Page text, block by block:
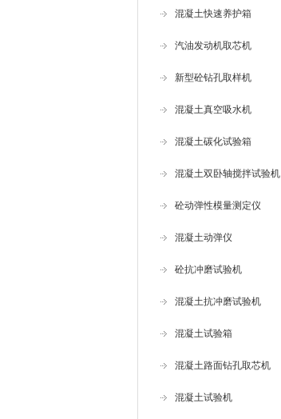
混凝土快速养护箱
汽油发动机取芯机
新型砼钻孔取样机
混凝土真空吸水机
混凝土碳化试验箱
混凝土双卧轴搅拌试验机
砼动弹性模量测定仪
混凝土动弹仪
砼抗冲磨试验机
混凝土抗冲磨试验机
混凝土试验箱
混凝土路面钻孔取芯机
混凝土试验机